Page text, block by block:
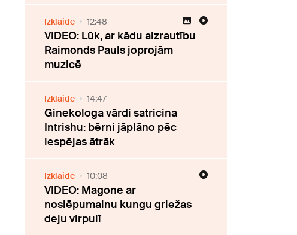
Izklaide 12:48
VIDEO: Lūk, ar kādu aizrautību
Raimonds Pauls joprojām
muzicē
Izklaide 14:47
Ginekologa vārdi satricina
Intrishu: bērni jāplāno pēc
iespējas ātrāk
Izklaide 10:08
VIDEO: Magone ar
noslēpumainu kungu griežas
deju virpulī